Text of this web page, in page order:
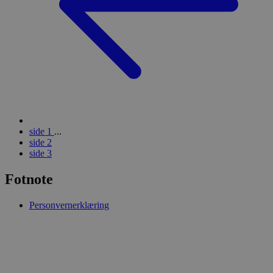
side 1 ...
side 2
side 3
Fotnote
Personvernerklæring